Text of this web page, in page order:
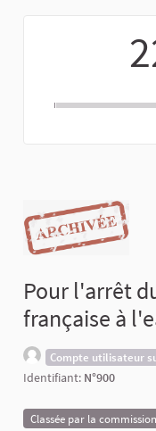
Pour l'arrêt
française à
Compte utilisateur
Identifiant: N°900
Classée par la commission